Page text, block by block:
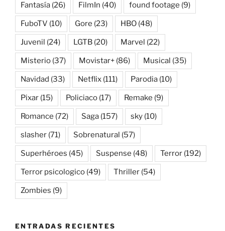
Fantasía (26) FilmIn (40) found footage (9)
FuboTV (10) Gore (23) HBO (48)
Juvenil (24) LGTB (20) Marvel (22)
Misterio (37) Movistar+ (86) Musical (35)
Navidad (33) Netflix (111) Parodia (10)
Pixar (15) Policiaco (17) Remake (9)
Romance (72) Saga (157) sky (10)
slasher (71) Sobrenatural (57)
Superhéroes (45) Suspense (48) Terror (192)
Terror psicologico (49) Thriller (54)
Zombies (9)
ENTRADAS RECIENTES